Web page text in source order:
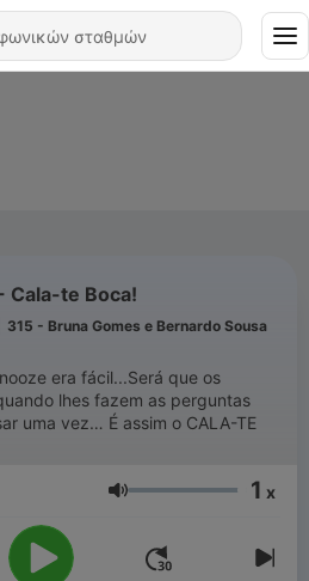
Cala-te Boca!
315 - Bruna Gomes e Bernardo Sousa
era fácil...Será que os
lhes fazem as perguntas
uma vez… É assim o CALA-TE
Ένταση 1 x